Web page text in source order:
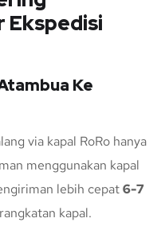
Ekspedisi
Ke
via kapal RoRo hanya
menggunakan kapal
lebih cepat6-7
kapal.